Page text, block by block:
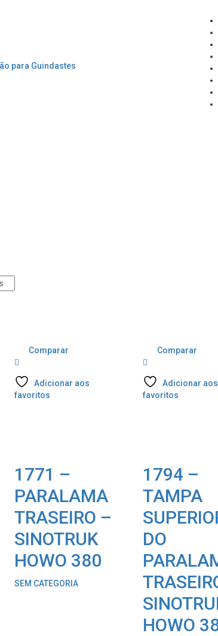
Comparar
Adicionar aos
favoritos
1771 –
PARALAMA
TRASEIRO –
SINOTRUK
HOWO 380
SEM CATEGORIA
Comparar
Adicionar aos
favoritos
1794 –
TAMPA
DO
HOWO